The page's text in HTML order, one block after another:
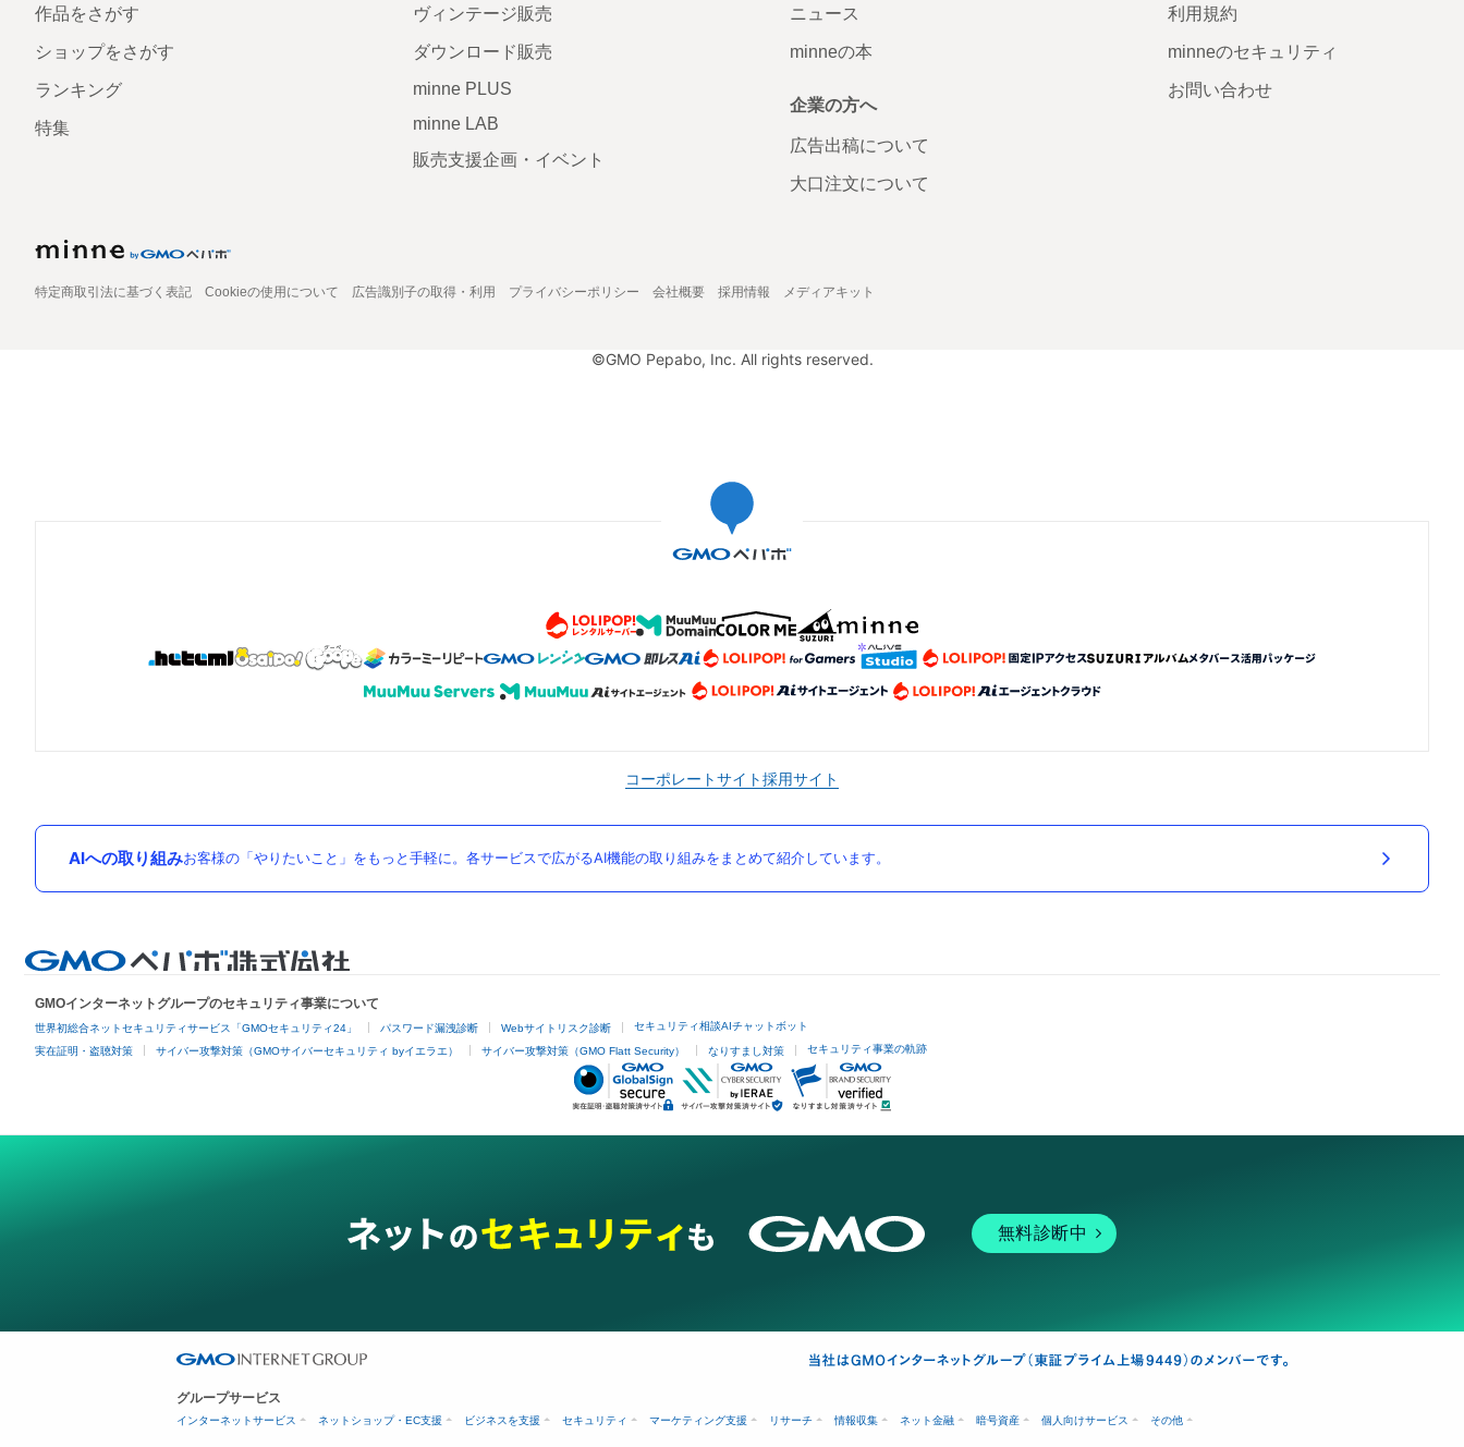
作品をさがす
ショップをさがす
ランキング
特集
ヴィンテージ販売
ダウンロード販売
minne PLUS
minne LAB
販売支援企画・イベント
ニュース
minneの本
企業の方へ
広告出稿について
大口注文について
利用規約
minneのセキュリティ
お問い合わせ
特定商取引法に基づく表記 Cookieの使用について 広告識別子の取得・利用 プライバシーポリシー 会社概要 採用情報 メディアキット
©GMO Pepabo, Inc. All rights reserved.
コーポレートサイト採用サイト
AIへの取り組みお客様の「やりたいこと」をもっと手軽に。各サービスで広がるAI機能の取り組みをまとめて紹介しています。
GMOインターネットグループのセキュリティ事業について
世界初総合ネットセキュリティサービス「GMOセキュリティ24」 パスワード漏洩診断 Webサイトリスク診断 セキュリティ相談AIチャットボット
実在証明・盗聴対策 サイバー攻撃対策（GMOサイバーセキュリティ byイエラエ） サイバー攻撃対策（GMO Flatt Security） なりすまし対策 セキュリティ事業の軌跡
無料診断中
グループサービス
インターネットサービス ネットショップ・EC支援 ビジネスを支援 セキュリティ マーケティング支援 リサーチ 情報収集 ネット金融 暗号資産 個人向けサービス その他